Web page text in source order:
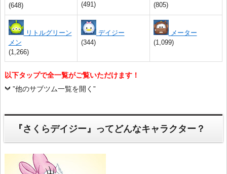
(648)
(491)
(805)
リトルグリーン
メン
(1,266)
デイジー
(344)
メーター
(1,099)
以下タップで全一覧がご覧いただけます！
”他のサブツム一覧を開く”
『さくらデイジー』ってどんなキャラクター？